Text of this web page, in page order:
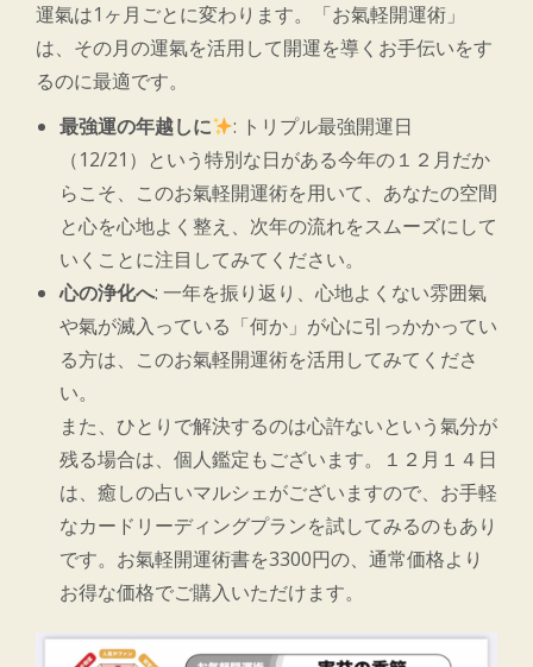
運氣は1ヶ月ごとに変わります。「お氣軽開運術」
は、その月の運氣を活用して開運を導くお手伝いをす
るのに最適です。
最強運の年越しに
: トリプル最強開運日
（12/21）という特別な日がある今年の１２月だか
らこそ、このお氣軽開運術を用いて、あなたの空間
と心を心地よく整え、次年の流れをスムーズにして
いくことに注目してみてください。
心の浄化へ: 一年を振り返り、心地よくない雰囲氣
や氣が滅入っている「何か」が心に引っかかってい
る方は、このお氣軽開運術を活用してみてくださ
い。
また、ひとりで解決するのは心許ないという氣分が
残る場合は、個人鑑定もございます。１２月１４日
は、癒しの占いマルシェがございますので、お手軽
なカードリーディングプランを試してみるのもあり
です。お氣軽開運術書を3300円の、通常価格より
お得な価格でご購入いただけます。